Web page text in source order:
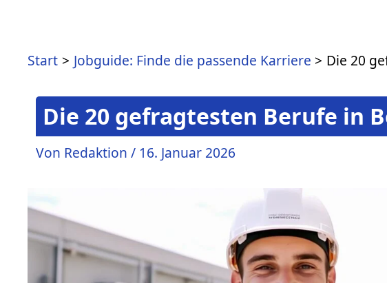
Start Jobguide: Finde die passende Karriere Die 20
Die 20 gefragtesten Berufe in
Von Redaktion / 16. Januar 2026